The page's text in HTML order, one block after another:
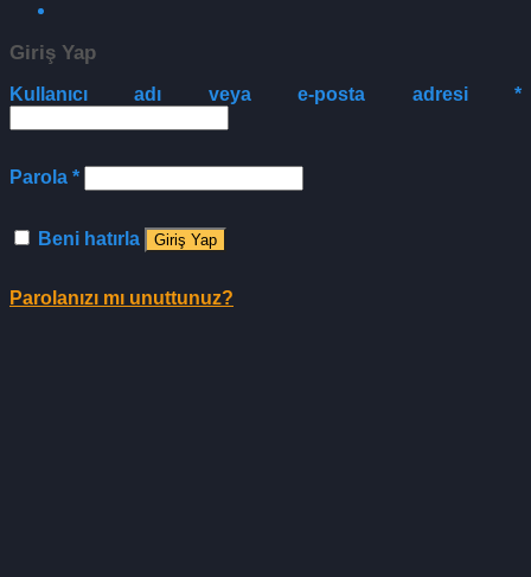
Giriş Yap
Kullanıcı adı veya e-posta adresi *
Parola *
Beni hatırla Giriş Yap
Parolanızı mı unuttunuz?